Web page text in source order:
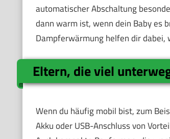
automatischer Abschaltung
dann warm ist, wenn dein Baby es
Dampferwärmung helfen dir dabei,
Eltern, die viel
Wenn du häufig mobil bist, zum
Akku oder USB-Anschluss von